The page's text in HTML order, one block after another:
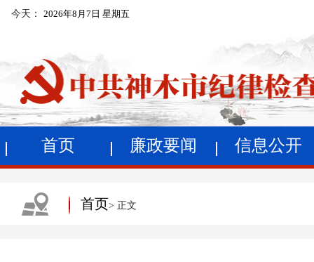
今天： 2026年8月7日 星期五
首页 廉政要闻 信息公开
首页> 正文